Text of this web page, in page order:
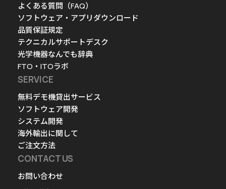
よくある質問（FAQ）
ソフトウェア・アプリダウンロード
品質保証規定
テクニカルサポートデスク
光学機器なんでも辞典
FTO・ITOラボ
SERVICE
無料デモ機貸出サービス
ソフトウェア開発
システム開発
海外輸出に関して
ご注文方法
CONTACT US
お問い合わせ